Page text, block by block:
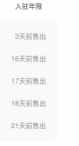
入驻年限
3天前售出
16天前售出
17天前售出
18天前售出
21天前售出